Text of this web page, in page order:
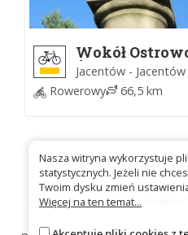
Wokół
im. Stefana
Kurpiowskiego
Jacentów - Jacentów
Rowerowy
66,5 km
Platforma szlakowa
została sfinansowana ze
Nasza witryna wykorzystuje
statystycznych. Jeżeli nie
Twoim dysku zmień
Więcej na ten temat...